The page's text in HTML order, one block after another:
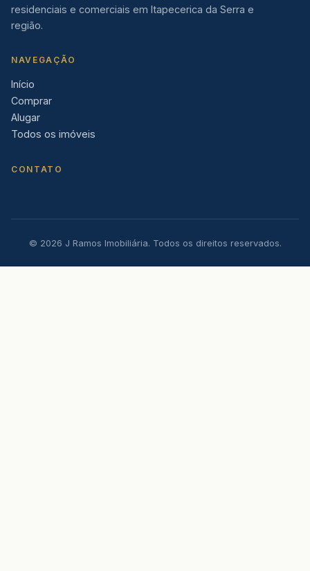
residenciais e comerciais em Itapecerica da Serra e
região.
NAVEGAÇÃO
Início
Comprar
Alugar
Todos os imóveis
CONTATO
© 2026 J Ramos Imobiliária. Todos os direitos reservados.